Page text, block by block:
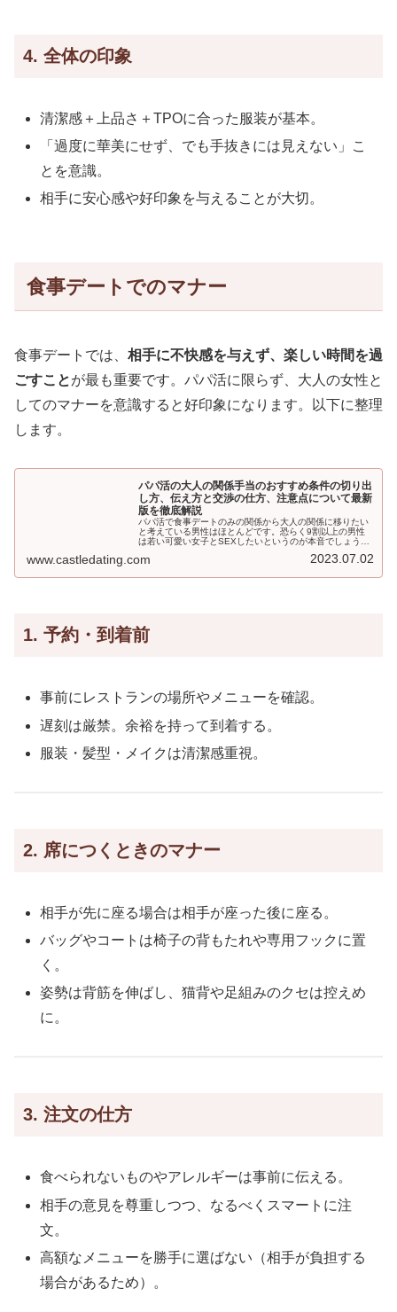
4. 全体の印象
清潔感＋上品さ＋TPOに合った服装が基本。
「過度に華美にせず、でも手抜きには見えない」こ
とを意識。
相手に安心感や好印象を与えることが大切。
食事デートでのマナー
食事デートでは、 相手に不快感を与えず、楽しい時間を過
ごすことが最も重要です。パパ活に限らず、大人の女性と
してのマナーを意識すると好印象になります。以下に整理
します。
パパ活の大人の関係手当のおすすめ条件の切り出
し方、伝え方と交渉の仕方、注意点について最新
版を徹底解説
パパ活で食事デートのみの関係から大人の関係に移りたい
と考えている男性はほとんどです。恐らく9割以上の男性
は若い可愛い女子とSEXしたいというのが本音でしょう。
ら「大人の関係」を持ちだしたら女性は引いてしまいま
コツがあります。
www.castledating.com 2023.07.02
1. 予約・到着前
事前にレストランの場所やメニューを確認。
遅刻は厳禁。余裕を持って到着する。
服装・髪型・メイクは清潔感重視。
2. 席につくときのマナー
相手が先に座る場合は相手が座った後に座る。
バッグやコートは椅子の背もたれや専用フックに置
く。
姿勢は背筋を伸ばし、猫背や足組みのクセは控えめ
に。
3. 注文の仕方
食べられないものやアレルギーは事前に伝える。
相手の意見を尊重しつつ、なるべくスマートに注
文。
高額なメニューを勝手に選ばない（相手が負担する
場合があるため）。